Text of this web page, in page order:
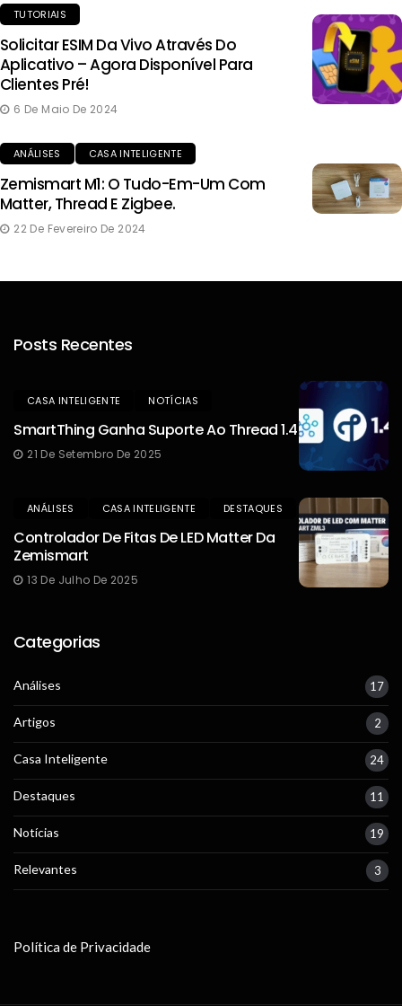
TUTORIAIS
Solicitar ESIM Da Vivo Através Do
Aplicativo – Agora Disponível Para
Clientes Pré!
6 De Maio De 2024
ANÁLISES CASA INTELIGENTE
Zemismart M1: O Tudo-Em-Um Com
Matter, Thread E Zigbee.
22 De Fevereiro De 2024
Posts Recentes
CASA INTELIGENTE NOTÍCIAS
SmartThing Ganha Suporte Ao Thread 1.4
21 De Setembro De 2025
ANÁLISES CASA INTELIGENTE DESTAQUES
Controlador De Fitas De LED Matter Da
Zemismart
13 De Julho De 2025
Categorias
Análises 17
Artigos 2
Casa Inteligente 24
Destaques 11
Notícias 19
Relevantes 3
Política de Privacidade